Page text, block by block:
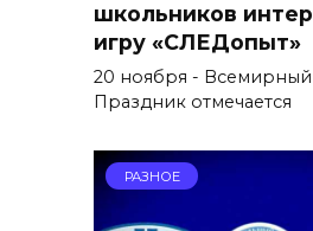
школьников
игру «СЛЕДопыт»
20 ноября -
Праздник отмечается
РАЗНОЕ